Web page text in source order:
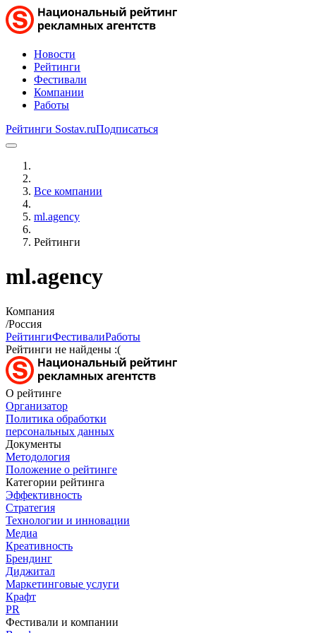
Новости
Рейтинги
Фестивали
Компании
Работы
Рейтинги Sostav.ruПодписаться
Все компании
ml.agency
Рейтинги
ml.agency
Компания
/Россия
РейтингиФестивалиРаботы
Рейтинги не найдены :(
О рейтинге
Организатор
Политика обработки
персональных данных
Документы
Методология
Положение о рейтинге
Категории рейтинга
Эффективность
Стратегия
Технологии и инновации
Медиа
Креативность
Брендинг
Диджитал
Маркетинговые услуги
Крафт
PR
Фестивали и компании